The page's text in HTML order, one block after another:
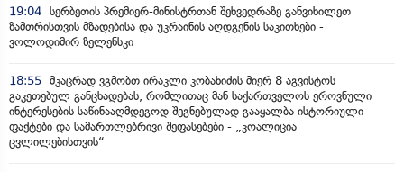
19:04 სერბეთის პრემიერ-მინისტრთან შეხვედრაზე განვიხილეთ
ზამთრისთვის მზადებისა და უკრაინის აღდგენის საკითხები -
ვოლოდიმირ ზელენსკი
18:55 მკაცრად ვგმობთ ირაკლი კობახიძის მიერ 8 აგვისტოს
გაკეთებულ განცხადებას, რომლითაც მან საქართველოს ეროვნული
ინტერესების საწინააღმდეგოდ შეგნებულად გააყალბა ისტორიული
ფაქტები და სამართლებრივი შეფასებები - „კოალიცია
ცვლილებისთვის“